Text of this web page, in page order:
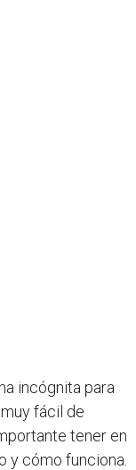
incógnita para
fácil de
tener en
y cómo funciona.